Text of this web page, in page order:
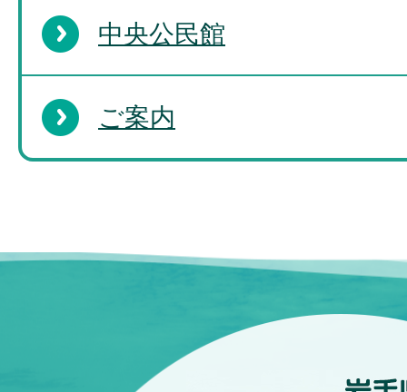
中央公民館
ご案内